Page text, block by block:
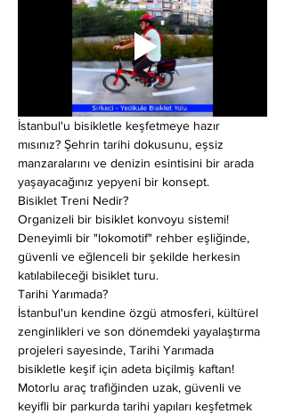
İstanbul'u bisikletle keşfetmeye hazır
mısınız? Şehrin tarihi dokusunu, eşsiz
manzaralarını ve denizin esintisini bir arada
yaşayacağınız yepyeni bir konsept.
Bisiklet Treni Nedir?
Organizeli bir bisiklet konvoyu sistemi!
Deneyimli bir "lokomotif" rehber eşliğinde,
güvenli ve eğlenceli bir şekilde herkesin
katılabileceği bisiklet turu.
Tarihi Yarımada?
İstanbul'un kendine özgü atmosferi, kültürel
zenginlikleri ve son dönemdeki yayalaştırma
projeleri sayesinde, Tarihi Yarımada
bisikletle keşif için adeta biçilmiş kaftan!
Motorlu araç trafiğinden uzak, güvenli ve
keyifli bir parkurda tarihi yapıları keşfetmek